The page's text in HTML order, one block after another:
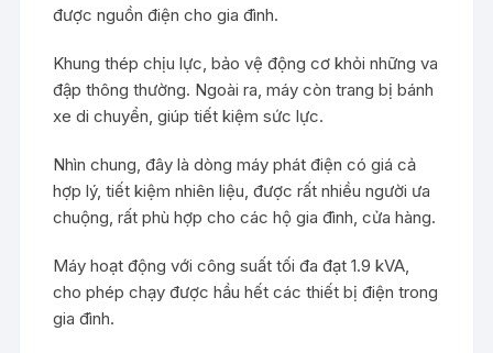
được nguồn điện cho gia đình.
Khung thép chịu lực, bảo vệ động cơ khỏi những va
đập thông thường. Ngoài ra, máy còn trang bị bánh
xe di chuyển, giúp tiết kiệm sức lực.
Nhìn chung, đây là dòng máy phát điện có giá cả
hợp lý, tiết kiệm nhiên liệu, được rất nhiều người ưa
chuộng, rất phù hợp cho các hộ gia đình, cửa hàng.
Máy hoạt động với công suất tối đa đạt 1.9 kVA,
cho phép chạy được hầu hết các thiết bị điện trong
gia đình.